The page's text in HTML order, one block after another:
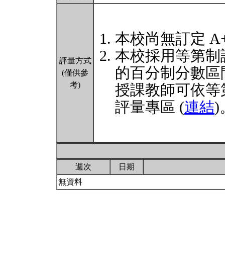
評量方式
(僅供參
考)
本校尚無訂定
本校採用等第
的百分制分數
授課教師可依
評量專區 (連結)
週次
日期
無資料